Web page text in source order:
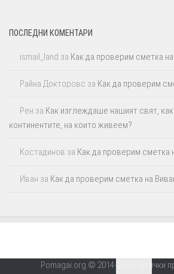
ПОСЛЕДНИ КОМЕНТАРИ
ismail_land за Как да проверим сметка
Райна Докторовс за Как да проверим
Рен за Как изглеждаше нашият свят,
континентите, на които живеем?
Костадинов за Как да проверим сметка
Иван за Как да проверим сметка на
Pomagai.org © 2014-2025 - Всички